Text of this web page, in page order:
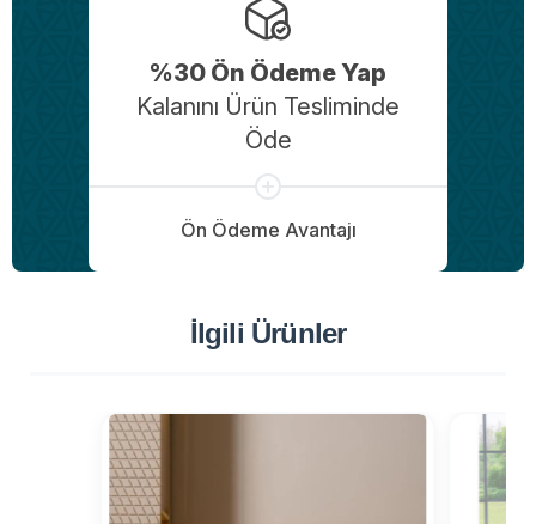
%30 Ön Ödeme Yap
Kalanını Ürün Tesliminde
Öde
Ön Ödeme Avantajı
İlgili Ürünler